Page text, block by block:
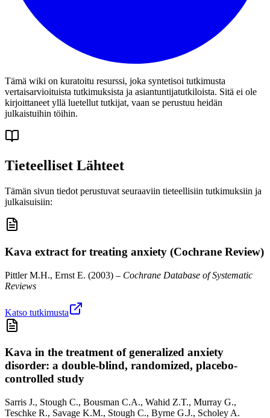
Tämä wiki on kuratoitu resurssi, joka syntetisoi tutkimusta
vertaisarvioituista tutkimuksista ja asiantuntijatutkiloista. Sitä ei ole
kirjoittaneet yllä luetellut tutkijat, vaan se perustuu heidän
julkaistuihin töihin.
Tieteelliset Lähteet
Tämän sivun tiedot perustuvat seuraaviin tieteellisiin tutkimuksiin ja
julkaisuisiin:
Kava extract for treating anxiety (Cochrane Review)
Pittler M.H., Ernst E. (2003) – Cochrane Database of Systematic
Reviews
Katso tutkimusta
Kava in the treatment of generalized anxiety
disorder: a double-blind, randomized, placebo-
controlled study
Sarris J., Stough C., Bousman C.A., Wahid Z.T., Murray G.,
Teschke R., Savage K.M., Stough C., Byrne G.J., Scholey A.